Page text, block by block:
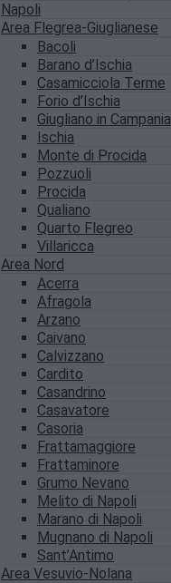
Napoli
Area Flegrea-Giuglianese
Bacoli
Barano d’Ischia
Casamicciola Terme
Forio d’Ischia
Giugliano in Campania
Ischia
Monte di Procida
Pozzuoli
Procida
Qualiano
Quarto Flegreo
Villaricca
Area Nord
Acerra
Afragola
Arzano
Caivano
Calvizzano
Cardito
Casandrino
Casavatore
Casoria
Frattamaggiore
Frattaminore
Grumo Nevano
Melito di Napoli
Marano di Napoli
Mugnano di Napoli
Sant’Antimo
Area Vesuvio-Nolana